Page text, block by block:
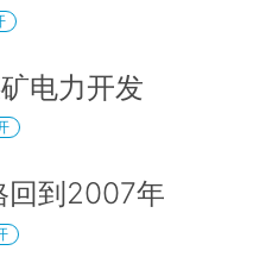
电力开发
回到2007年